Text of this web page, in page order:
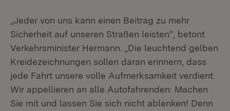
„Jeder von uns kann einen Beitrag zu mehr
Sicherheit auf unseren Straßen leisten“, betont
Verkehrsminister Hermann. „Die leuchtend gelben
Kreidezeichnungen sollen daran erinnern, dass
jede Fahrt unsere volle Aufmerksamkeit verdient.
Wir appellieren an alle Autofahrenden: Machen
Sie mit und lassen Sie sich nicht ablenken! Denn